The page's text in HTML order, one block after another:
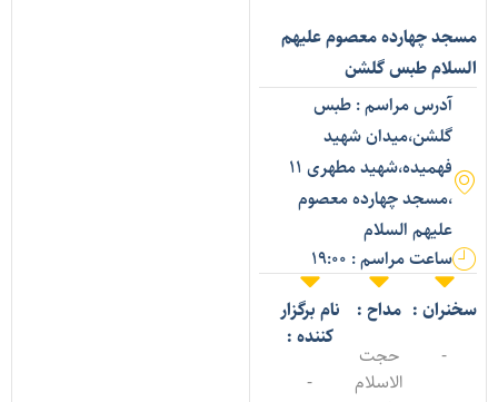
چهارده معصوم علیهم
طبس گلشن
آدرس مراسم : طبس
گلشن،میدان شهید
فهمیده،شهید مطهری 11
،مسجد چهارده معصوم
علیهم السلام
ساعت مراسم : 19:00
: مداح :
حجت
الاسلام
نام برگزار
کننده :